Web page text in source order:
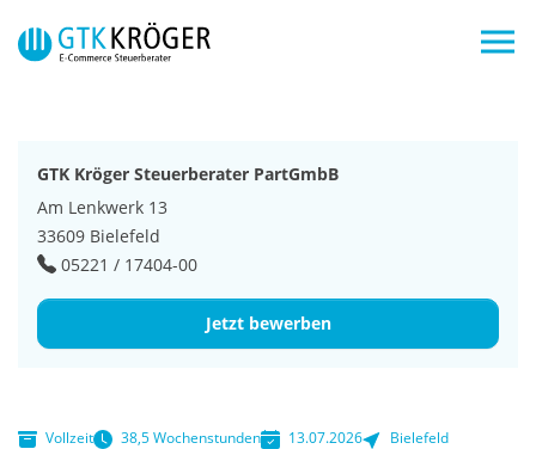
Vollzeit 38,5 Wochenstunden 13.07.2026 Bielefeld
GTK Kröger Steuerberater PartGmbB
Am Lenkwerk 13
33609 Bielefeld
05221 / 17404-00
Jetzt bewerben